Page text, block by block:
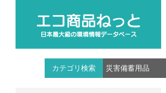
カテゴリ検索